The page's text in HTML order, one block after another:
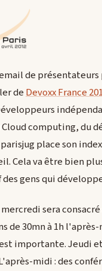
de
de Devoxx France
computing, du
place son
Cela va être bien
gens qui
sera
de 30mn à 1h
importante. Jeudi
midi : des